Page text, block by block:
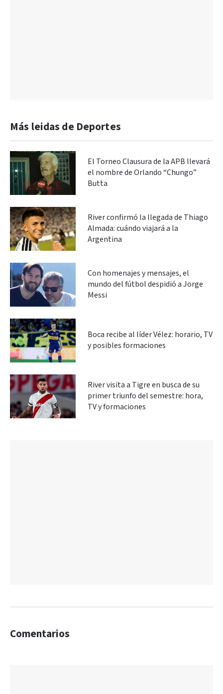
Más leidas de Deportes
El Torneo Clausura de la APB llevará
el nombre de Orlando “Chungo”
Butta
River confirmó la llegada de Thiago
Almada: cuándo viajará a la
Argentina
Con homenajes y mensajes, el
mundo del fútbol despidió a Jorge
Messi
Boca recibe al líder Vélez: horario, TV
y posibles formaciones
River visita a Tigre en busca de su
primer triunfo del semestre: hora,
TV y formaciones
Comentarios